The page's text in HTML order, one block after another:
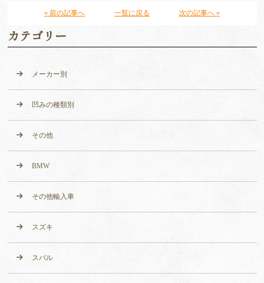
« 前の記事へ 一覧に戻る 次の記事へ »
カテゴリー
メーカー別
凹みの種類別
その他
BMW
その他輸入車
スズキ
スバル